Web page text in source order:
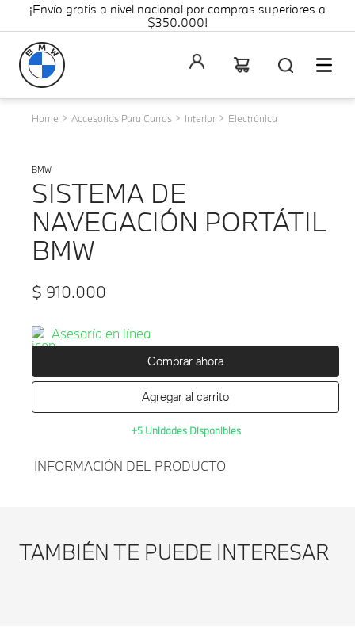
¡Envío gratis a nivel nacional por compras superiores a
$350.000!
Accesorios Para Carros Interior Electrónica
BMW
SISTEMA DE
NAVEGACIÓN PORTÁTIL
BMW
$ 910.000
Asesoría en línea
Comprar ahora
Agregar al carrito
+5 Unidades Disponibles
INFORMACIÓN DEL PRODUCTO
PORTATIL BMW-NEGRO
TAMBIÉN TE PUEDE INTERESAR